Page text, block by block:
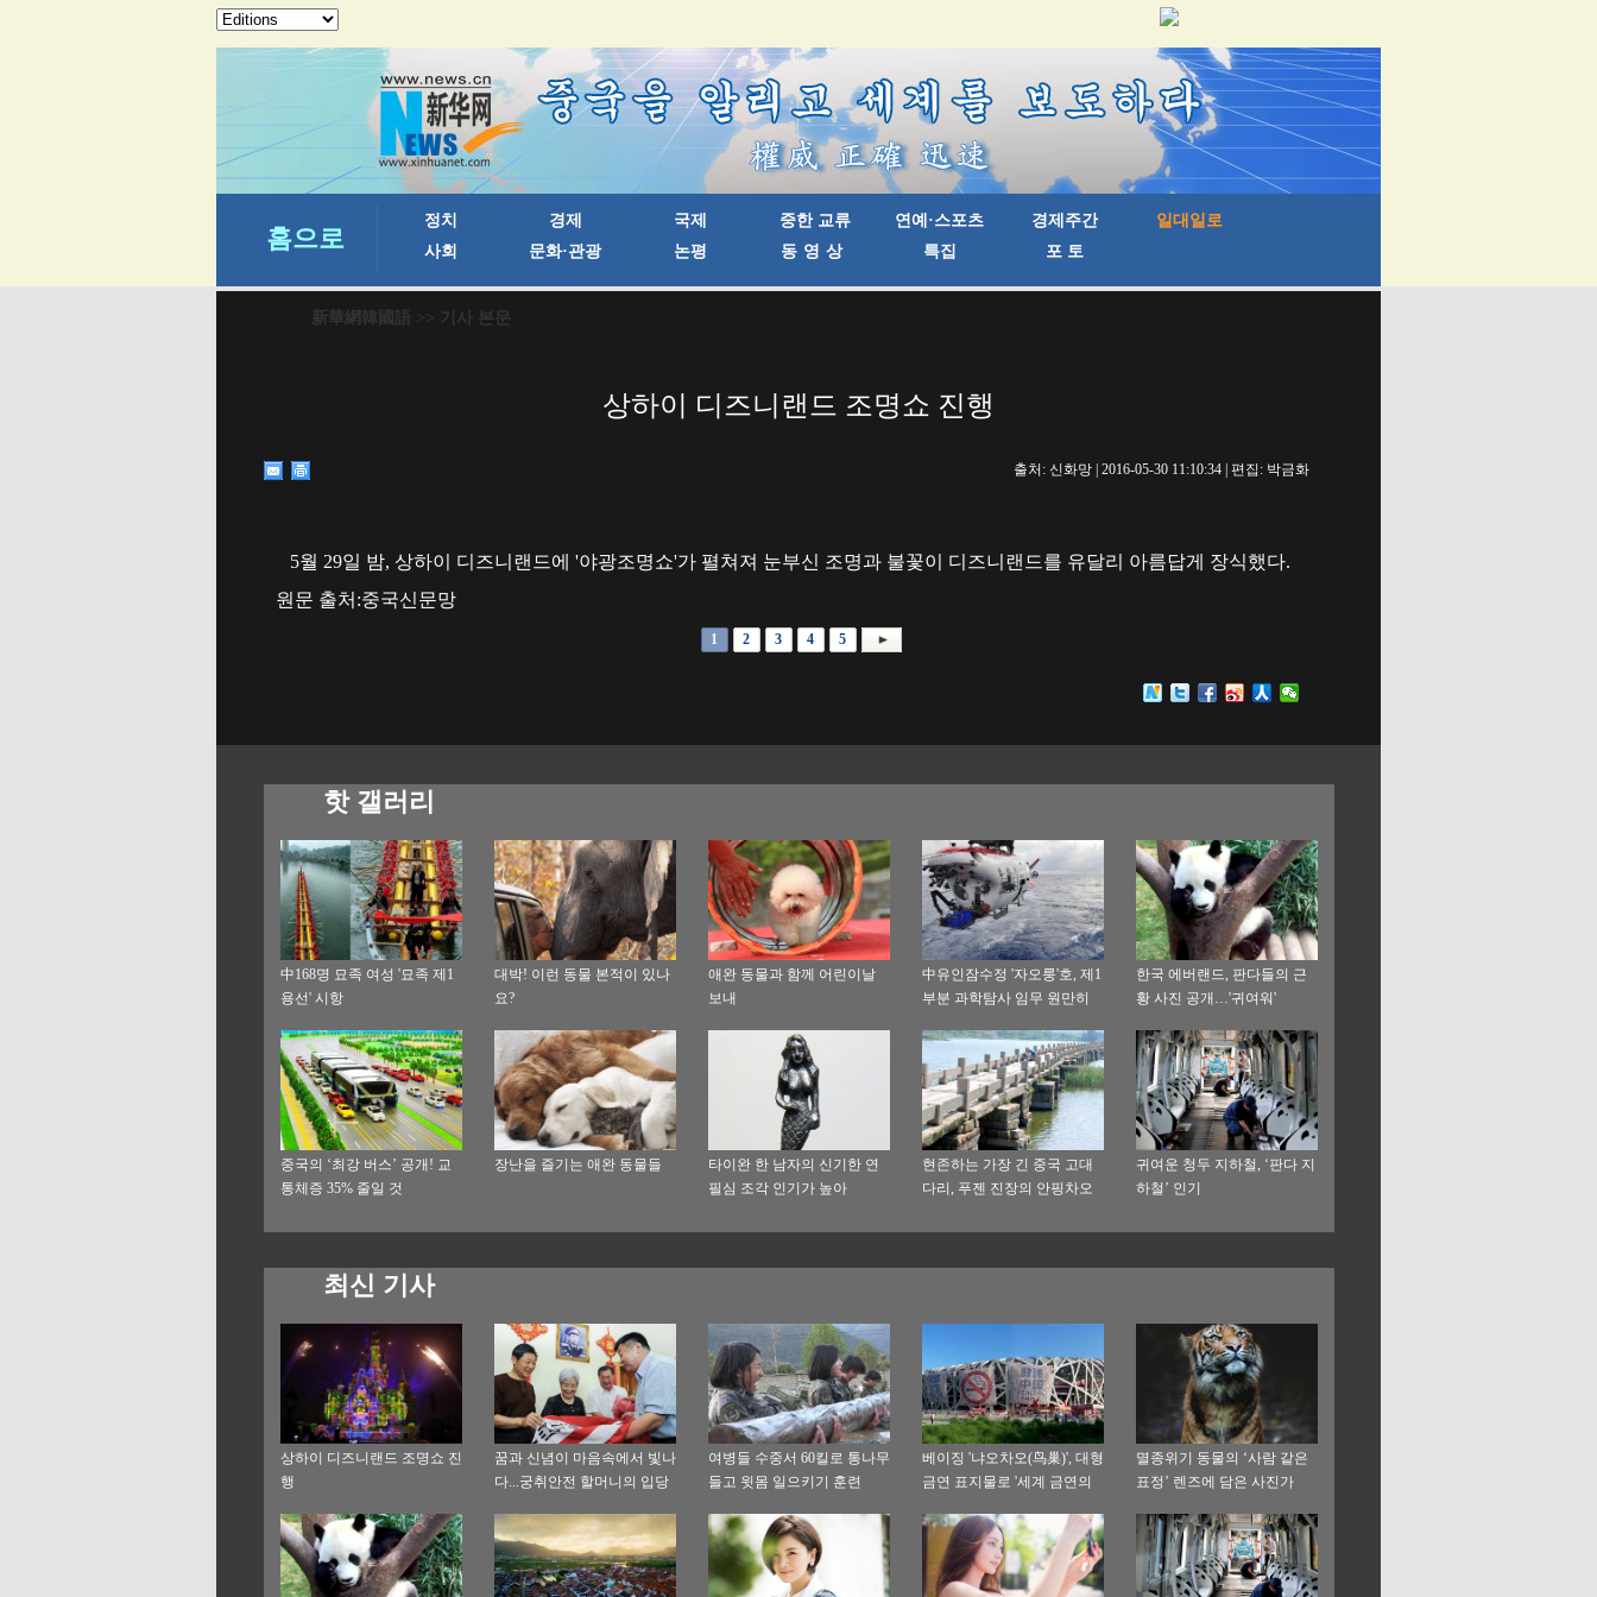
新華網韓國語 >> 기사 본문
상하이 디즈니랜드 조명쇼 진행
출처: 신화망 | 2016-05-30 11:10:34 | 편집: 박금화
5월 29일 밤, 상하이 디즈니랜드에 '야광조명쇼'가 펼쳐져 눈부신 조명과 불꽃이 디즈니랜드를 유달리 아름답게 장식했다.
원문 출처:중국신문망
1 2 3 4 5
핫 갤러리
中168명 묘족 여성 '묘족 제1
용선' 시항
대박! 이런 동물 본적이 있나
요?
애완 동물과 함께 어린이날
보내
中유인잠수정 '자오룽'호, 제1
부분 과학탐사 임무 원만히
한국 에버랜드, 판다들의 근
황 사진 공개…'귀여워'
중국의 ‘최강 버스’ 공개! 교
통체증 35% 줄일 것
장난을 즐기는 애완 동물들
타이완 한 남자의 신기한 연
필심 조각 인기가 높아
현존하는 가장 긴 중국 고대
다리, 푸젠 진장의 안핑차오
귀여운 청두 지하철, ‘판다 지
하철’ 인기
최신 기사
상하이 디즈니랜드 조명쇼 진
행
꿈과 신념이 마음속에서 빛나
다...궁취안전 할머니의 입당
여병들 수중서 60킬로 통나무
들고 윗몸 일으키기 훈련
베이징 '냐오차오(鸟巢)', 대형
금연 표지물로 '세계 금연의
멸종위기 동물의 ‘사람 같은
표정’ 렌즈에 담은 사진가